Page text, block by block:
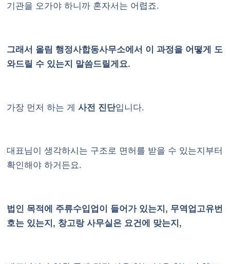
기관을 오가야 하니까 혼자서는 어렵죠.
그래서 올림 행정사합동사무소에서 이 과정을 어떻게 도
와드릴 수 있는지 말씀드릴게요.
가장 먼저 하는 게 사전 진단입니다.
대표님이 생각하시는 구조로 면허를 받을 수 있는지부터
확인해야 하거든요.
법인 목적에 주류수입업이 들어가 있는지, 무역업고유번
호는 있는지, 창고랑 사무실은 요건에 맞는지,